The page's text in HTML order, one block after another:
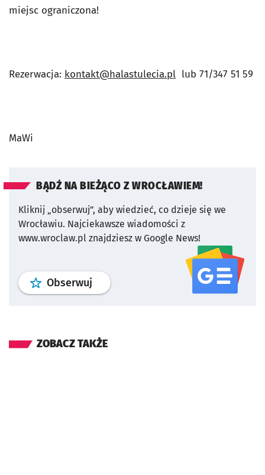
miejsc ograniczona!
Rezerwacja: kontakt@halastulecia.pl lub 71/347 51 59
MaWi
BĄDŹ NA BIEŻĄCO Z WROCŁAWIEM!
Kliknij „obserwuj”, aby wiedzieć, co dzieje się we
Wrocławiu. Najciekawsze wiadomości z
www.wroclaw.pl znajdziesz w Google News!
Obserwuj profil serwisu
ZOBACZ TAKŻE